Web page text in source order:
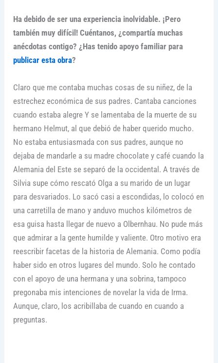
Ha debido de ser una experiencia inolvidable. ¡Pero
también muy difícil! Cuéntanos, ¿compartía muchas
anécdotas contigo? ¿Has tenido apoyo familiar para
publicar esta obra?
Claro que me contaba muchas cosas de su niñez, de la
estrechez económica de sus padres. Cantaba canciones
cuando estaba alegre Y se lamentaba de la muerte de su
hermano Helmut, al que debió de haber querido mucho.
No estaba entusiasmada con sus padres, aunque no
dejaba de mandarle a su madre chocolate y café cuando la
Alemania del Este se separó de la occidental. A través de
Silvia supe cómo rescató Olga a su marido de un lugar
para desvariados. Lo sacó casi a escondidas, lo colocó en
una carretilla de mano y anduvo muchos kilómetros de
esa guisa hasta llegar de nuevo a Olbernhau. No pude más
que admirar a la gente humilde y valiente. Otro motivo era
reescribir facetas de la historia de Alemania. Como podía
haber sido en otros lugares del mundo. Solo he contado
con el apoyo de una hermana y una sobrina, tampoco
pregonaba mis intenciones de novelar la vida de Irma.
Aunque, claro, los acribillaba de cuando en cuando a
preguntas.